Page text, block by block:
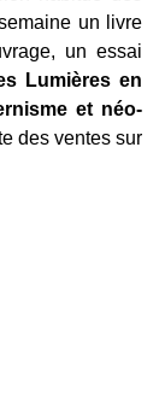
un livre
un essai
Lumières en
et néo-
des ventes sur